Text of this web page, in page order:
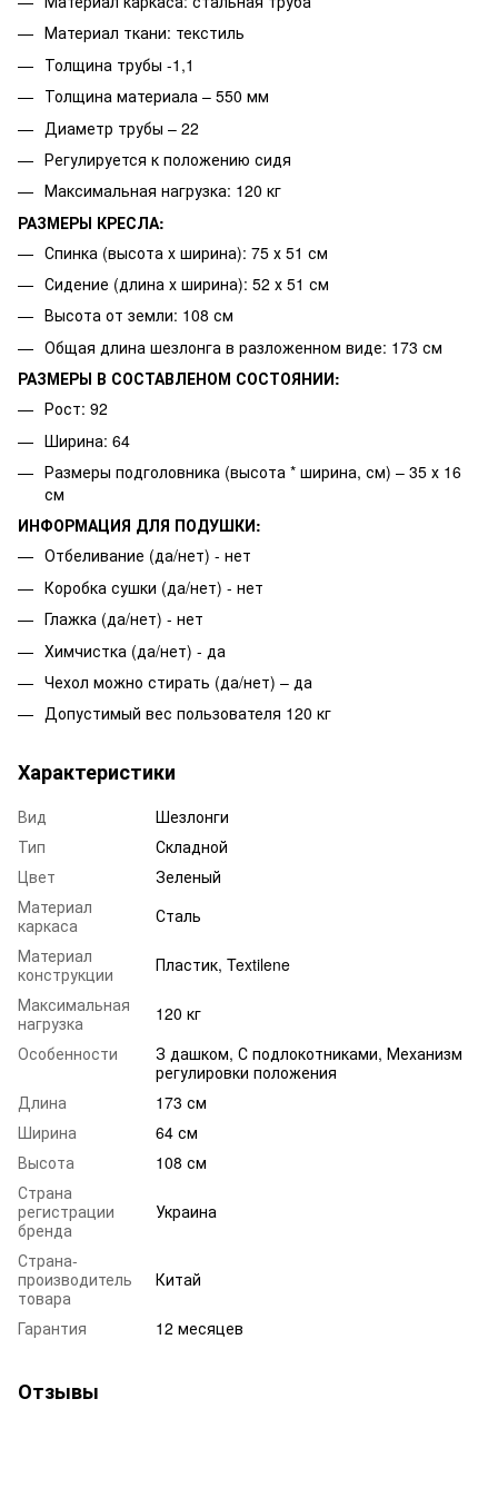
Материал ткани: текстиль
Толщина трубы -1,1
Толщина материала – 550 мм
Диаметр трубы – 22
Регулируется к положению сидя
Максимальная нагрузка: 120 кг
РАЗМЕРЫ КРЕСЛА:
Спинка (высота х ширина): 75 х 51 см
Сидение (длина х ширина): 52 х 51 см
Высота от земли: 108 см
Общая длина шезлонга в разложенном виде: 173 см
РАЗМЕРЫ В СОСТАВЛЕНОМ СОСТОЯНИИ:
Рост: 92
Ширина: 64
Размеры подголовника (высота * ширина, см) – 35 х 16
см
ИНФОРМАЦИЯ ДЛЯ ПОДУШКИ:
Отбеливание (да/нет) - нет
Коробка сушки (да/нет) - нет
Глажка (да/нет) - нет
Химчистка (да/нет) - да
Чехол можно стирать (да/нет) – да
Допустимый вес пользователя 120 кг
Характеристики
Вид
Шезлонги
Тип
Складной
Цвет
Зеленый
Материал
каркаса
Сталь
Материал
конструкции
Пластик, Textilene
Максимальная
нагрузка
120 кг
Особенности
З дашком, С подлокотниками, Механизм
регулировки положения
Длина
173 см
Ширина
64 см
Высота
108 см
Страна
регистрации
бренда
Украина
Страна-
производитель
товара
Китай
Гарантия 12 месяцев
Отзывы